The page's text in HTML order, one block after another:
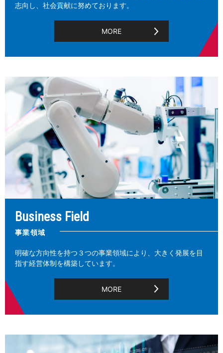
志向し、社会貢献に努めております。
MORE
Business Field
事業領域
明確な方向性を持つ３つの事業領域により、大きく発展を目
指す経営体制を構築しています。
MORE